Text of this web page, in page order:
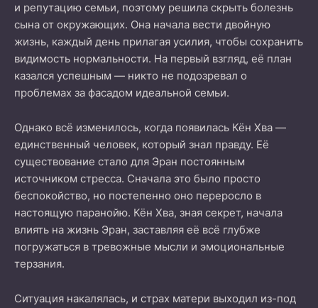
и репутацию семьи, поэтому решила скрыть болезнь
сына от окружающих. Она начала вести двойную
жизнь, каждый день прилагая усилия, чтобы сохранить
видимость нормальности. На первый взгляд, её план
казался успешным — никто не подозревал о
проблемах за фасадом идеальной семьи.
Однако всё изменилось, когда появилась Кён Хва —
единственный человек, который знал правду. Её
существование стало для Эран постоянным
источником стресса. Сначала это было просто
беспокойство, но постепенно оно переросло в
настоящую паранойю. Кён Хва, зная секрет, начала
влиять на жизнь Эран, заставляя её всё глубже
погружаться в тревожные мысли и эмоциональные
терзания.
Ситуация накалялась, и страх матери выходил из-под